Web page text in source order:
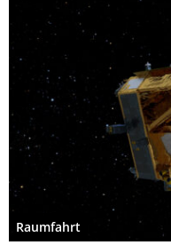
Raumfahrt